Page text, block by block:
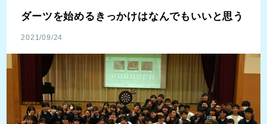
ダーツを始めるきっかけはなんでもいいと思う
2021/09/24